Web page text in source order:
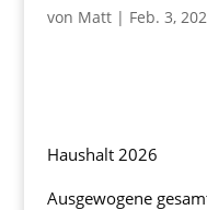
von Matt| Feb. 3,
Haushalt 2026
Ausgewogene